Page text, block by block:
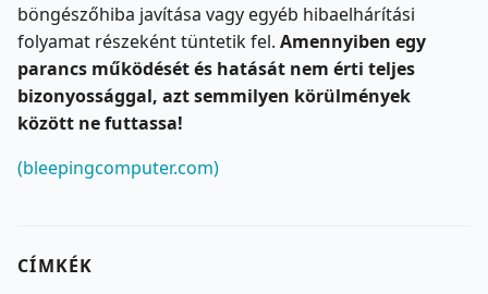
böngészőhiba javítása vagy egyéb hibaelhárítási
folyamat részeként tüntetik fel. Amennyiben egy
parancs működését és hatását nem érti teljes
bizonyossággal, azt semmilyen körülmények
között ne futtassa!
(bleepingcomputer.com)
CÍMKÉK